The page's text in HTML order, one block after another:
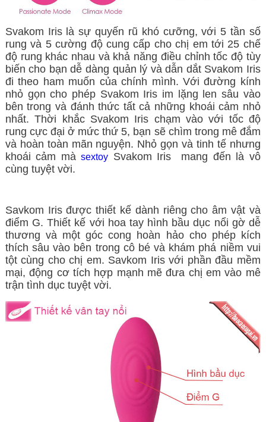
Svakom Iris là sự quyến rũ khó cưỡng, với 5 tần số
rung và 5 cường độ cung cấp cho chị em tới 25 chế
độ rung khác nhau và khả năng điều chỉnh tốc độ tùy
biến cho bạn dễ dàng quản lý và dẫn dắt Svakom Iris
đi theo ham muốn của chính mình. Với đường kính
nhỏ gọn cho phép Svakom Iris im lặng len sâu vào
bên trong và đánh thức tất cả những khoái cảm nhỏ
nhất. Thời khắc Svakom Iris chạm vào với tốc độ
rung cực đại ở mức thứ 5, bạn sẽ chìm trong mê đắm
và hoàn toàn mãn nguyện. Nhỏ gọn và tinh tế nhưng
khoái cảm màsextoy Svakom Iris mang đến là vô
cùng tuyệt vời.
Savkom Iris được thiết kế dành riêng cho âm vật và
điểm G. Thiết kế với hoa tay hình bầu dục nổi gờ dễ
thương và một góc cong hoàn hảo cho phép kích
thích sâu vào bên trong cô bé và khám phá niềm vui
tột cùng cho chị em. Savkom Iris với phần đầu mềm
mại, động cơ tích hợp mạnh mẽ đưa chị em vào mê
trận tình dục tuyệt vời.